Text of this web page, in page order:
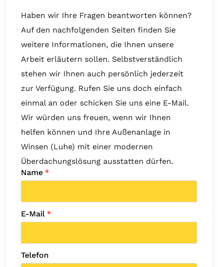
Haben wir Ihre Fragen beantworten können?
Auf den nachfolgenden Seiten finden Sie
weitere Informationen, die Ihnen unsere
Arbeit erläutern sollen. Selbstverständlich
stehen wir Ihnen auch persönlich jederzeit
zur Verfügung. Rufen Sie uns doch einfach
einmal an oder schicken Sie uns eine E-Mail.
Wir würden uns freuen, wenn wir Ihnen
helfen können und Ihre Außenanlage in
Winsen (Luhe) mit einer modernen
Überdachungslösung ausstatten dürfen.
Name *
E-Mail *
Telefon